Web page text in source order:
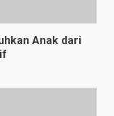
Anak dari